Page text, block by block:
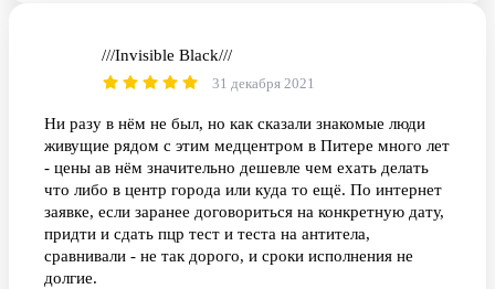
///Invisible Black///
31 декабря 2021
Ни разу в нём не был, но как сказали знакомые люди
живущие рядом с этим медцентром в Питере много лет
- цены ав нём значительно дешевле чем ехать делать
что либо в центр города или куда то ещё. По интернет
заявке, если заранее договориться на конкретную дату,
придти и сдать пцр тест и теста на антитела,
сравнивали - не так дорого, и сроки исполнения не
долгие.